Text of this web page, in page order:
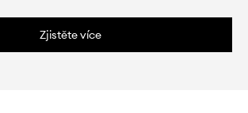
Zjistěte více